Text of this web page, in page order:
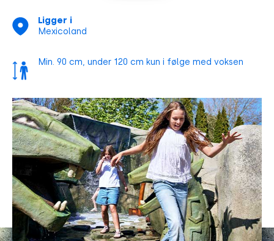
Ligger i
Mexicoland
Min. 90 cm, under 120 cm kun i følge med voksen